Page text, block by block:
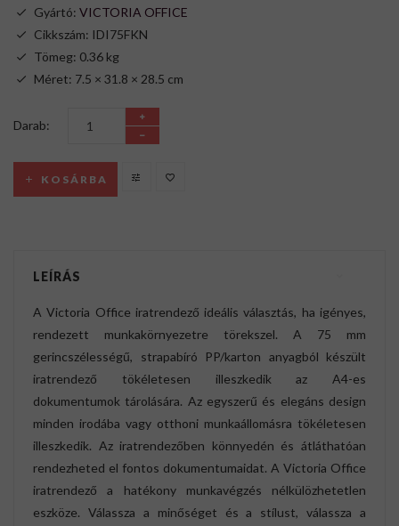
Gyártó: VICTORIA OFFICE
Cikkszám: IDI75FKN
Tömeg: 0.36 kg
Méret: 7.5 × 31.8 × 28.5 cm
Darab:
KOSÁRBA
LEÍRÁS
A Victoria Office iratrendező ideális választás, ha igényes,
rendezett munkakörnyezetre törekszel. A 75 mm
gerincszélességű, strapabíró PP/karton anyagból készült
iratrendező tökéletesen illeszkedik az A4-es
dokumentumok tárolására. Az egyszerű és elegáns design
minden irodába vagy otthoni munkaállomásra tökéletesen
illeszkedik. Az iratrendezőben könnyedén és átláthatóan
rendezheted el fontos dokumentumaidat. A Victoria Office
iratrendező a hatékony munkavégzés nélkülözhetetlen
eszköze. Válassza a minőséget és a stílust, válassza a